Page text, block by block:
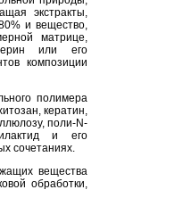
экстракты,
и вещество,
матрице,
или его
композиции
полимера
кератин,
поли-N-
и его
сочетаниях.
вещества
обработки,